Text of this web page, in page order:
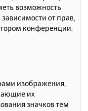
возможность
от прав,
конференции.
изображения,
их
значков тем